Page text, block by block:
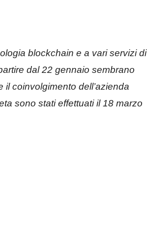
blockchain e a vari servizi di
dal 22 gennaio sembrano
coinvolgimento dell’azienda
sono stati effettuati il 18 marzo